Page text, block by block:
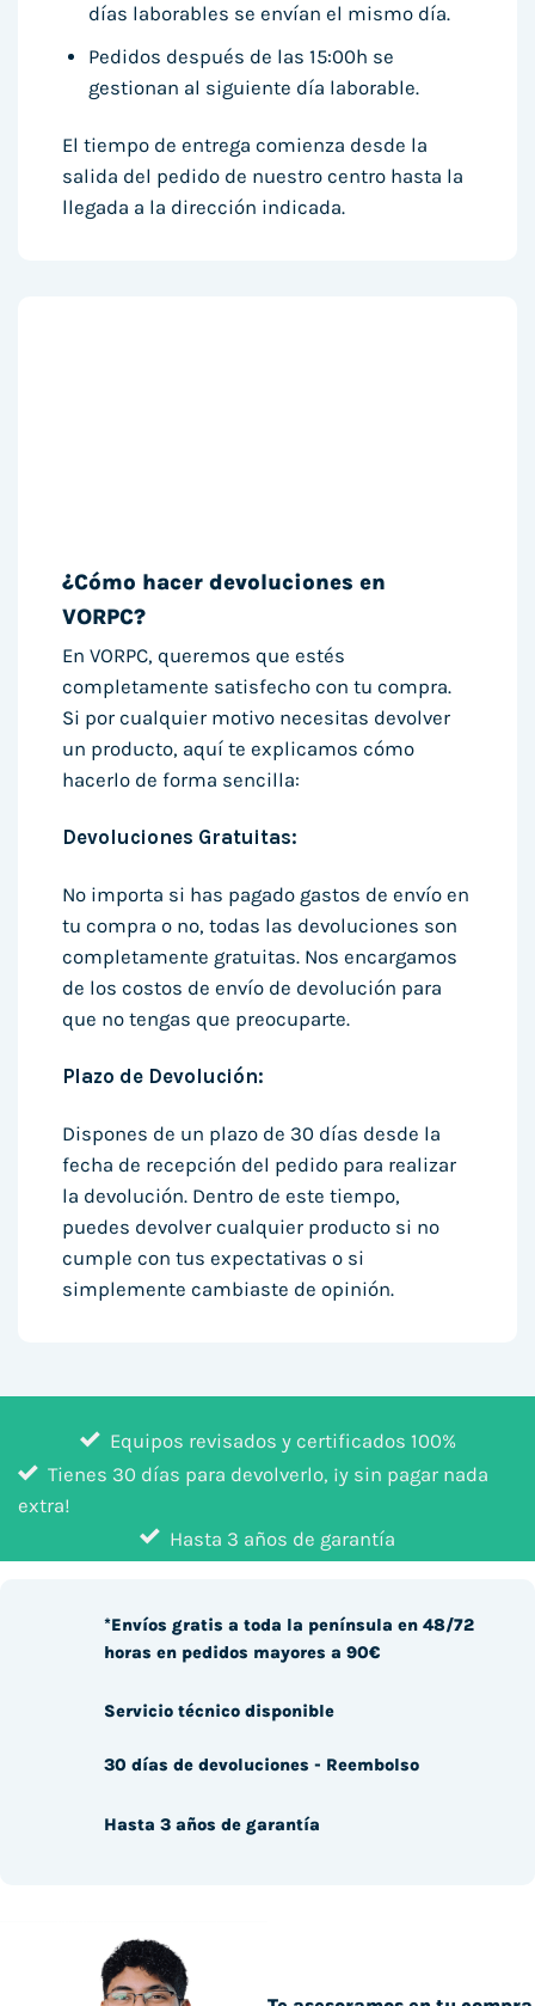
días laborables se envían el mismo día.
Pedidos después de las 15:00h se
gestionan al siguiente día laborable.
El tiempo de entrega comienza desde la
salida del pedido de nuestro centro hasta la
llegada a la dirección indicada.
¿Cómo hacer devoluciones en
VORPC?
En VORPC, queremos que estés
completamente satisfecho con tu compra.
Si por cualquier motivo necesitas devolver
un producto, aquí te explicamos cómo
hacerlo de forma sencilla:
Devoluciones Gratuitas:
No importa si has pagado gastos de envío en
tu compra o no, todas las devoluciones son
completamente gratuitas. Nos encargamos
de los costos de envío de devolución para
que no tengas que preocuparte.
Plazo de Devolución:
Dispones de un plazo de 30 días desde la
fecha de recepción del pedido para realizar
la devolución. Dentro de este tiempo,
puedes devolver cualquier producto si no
cumple con tus expectativas o si
simplemente cambiaste de opinión.
Equipos revisados y certificados 100%
Tienes 30 días para devolverlo, ¡y sin pagar nada
extra!
Hasta 3 años de garantía
*Envíos gratis a toda la península en 48/72
horas en pedidos mayores a 90€
Servicio técnico disponible
30 días de devoluciones - Reembolso
Hasta 3 años de garantía